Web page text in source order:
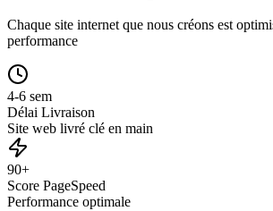
Chaque site internet que nous créons est
performance
4-6 sem
Délai Livraison
Site web livré clé en main
90+
Score PageSpeed
Performance optimale